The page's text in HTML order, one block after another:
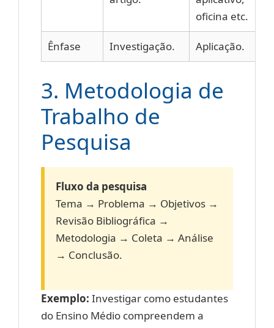
oficina etc.
Ênfase Investigação. Aplicação.
3. Metodologia de
Trabalho de
Pesquisa
Fluxo da pesquisa
Tema → Problema → Objetivos →
Revisão Bibliográfica →
Metodologia → Coleta → Análise
→ Conclusão.
Exemplo: Investigar como estudantes
do Ensino Médio compreendem a